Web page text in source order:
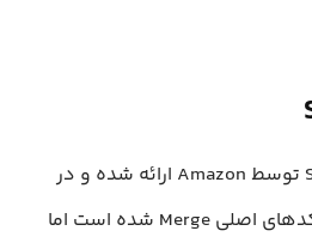
قابلیت پشتیبانی از SSL توسط Amazon ارائه شده و در
این نسخه از Redis با کدهای اصلی Merge شده است اما